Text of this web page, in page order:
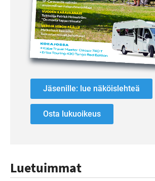
Jäsenille: lue näköislehteä
Osta lukuoikeus
Luetuimmat